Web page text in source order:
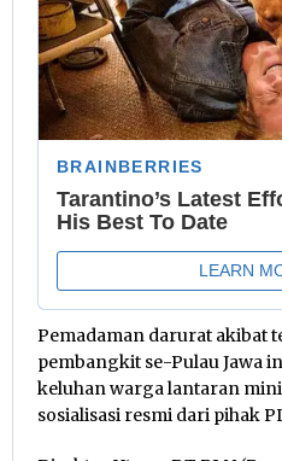
Pemadaman darurat akibat
pembangkit se-Pulau Jawa
keluhan warga lantaran
sosialisasi resmi dari pihak